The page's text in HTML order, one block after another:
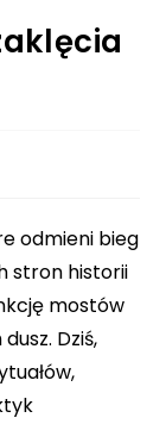
odmieni bieg
stron historii
mostów
Dziś,